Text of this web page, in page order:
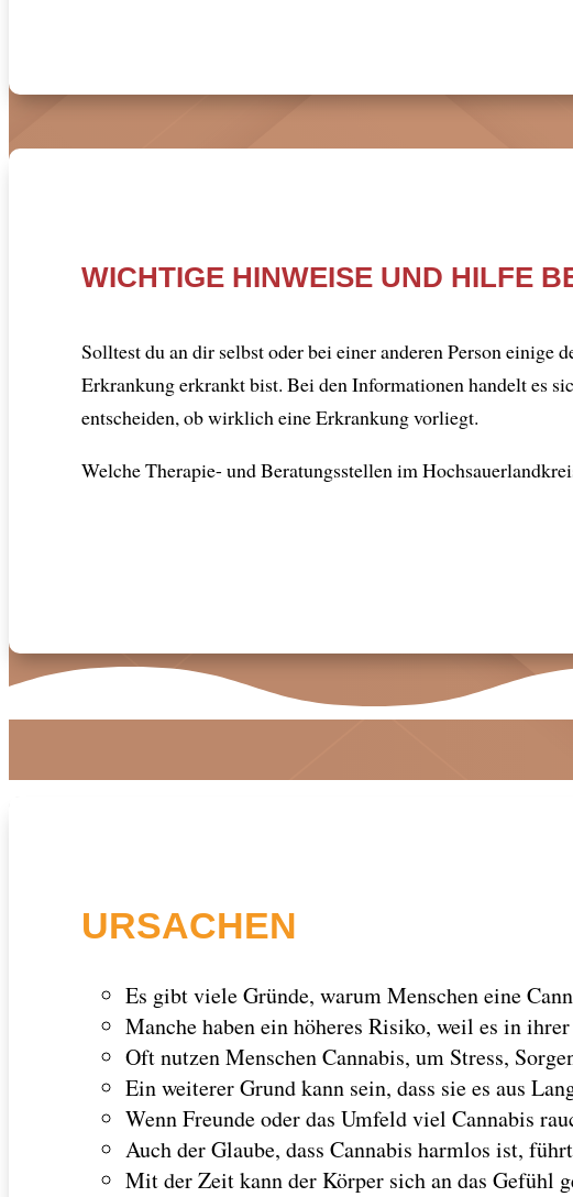
WICHTIGE HINWEISE UND HILFE
Solltest du an dir selbst oder bei einer anderen Person einige
Erkrankung erkrankt bist. Bei den Informationen handelt es
entscheiden, ob wirklich eine Erkrankung vorliegt.
Welche Therapie- und Beratungsstellen im
URSACHEN
Es gibt viele Gründe, warum Menschen eine
Manche haben ein höheres Risiko, weil es in
Oft nutzen Menschen Cannabis, um Stress,
Ein weiterer Grund kann sein, dass sie es aus
Wenn Freunde oder das Umfeld viel Cannabis
Auch der Glaube, dass Cannabis harmlos ist,
Mit der Zeit kann der Körper sich an das Gefühl